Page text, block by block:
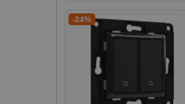
-24%